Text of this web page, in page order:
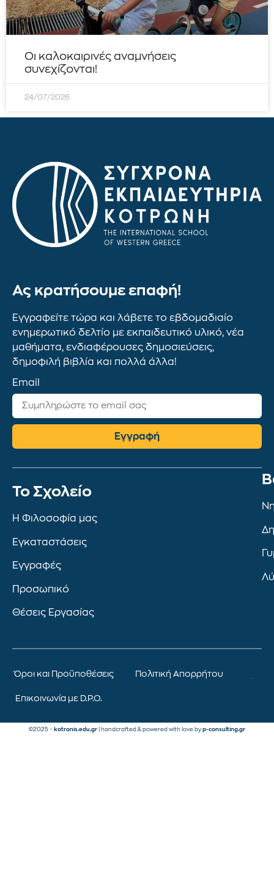
Οι καλοκαιρινές αναμνήσεις
συνεχίζονται!
24/07/2026
Ας κρατήσουμε επαφή!
Εγγραφείτε τώρα και λάβετε το εβδομαδιαίο
ενημερωτικό δελτίο με εκπαιδευτικό υλικό, νέα
μαθήματα, ενδιαφέρουσες δημοσιεύσεις,
δημοφιλή βιβλία και πολλά άλλα!
Email
Εγγραφή
To Σχολείο
Η Φιλοσοφία μας
Εγκαταστάσεις
Εγγραφές
Προσωπικό
Θέσεις Εργασίας
Όροι και Προϋποθέσεις Πολιτική Απορρήτου
Επικοινωνία με D.P.O.
©2025 – kotronis.edu.gr | handcrafted & powered with love by p-consulting.gr